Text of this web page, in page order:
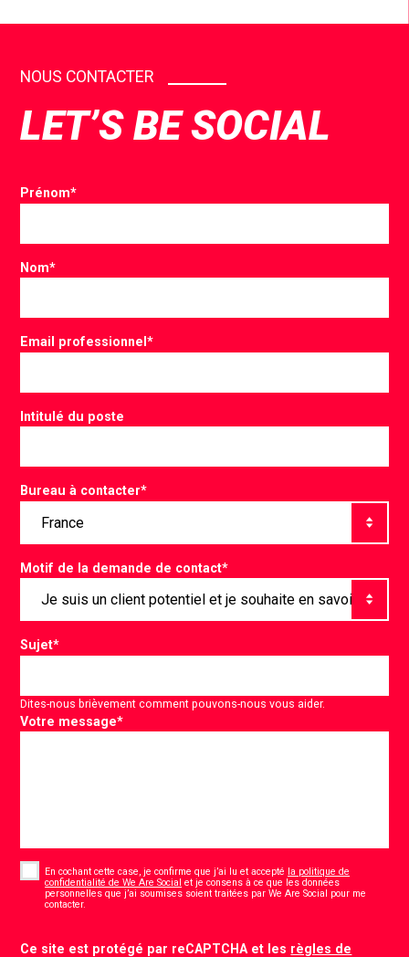
NOUS CONTACTER
LET’S BE SOCIAL
Prénom*
Nom*
Email professionnel*
Intitulé du poste
Bureau à contacter*
Motif de la demande de contact*
Sujet*
Dites-nous brièvement comment pouvons-nous vous aider.
Votre message*
En cochant cette case, je confirme que j’ai lu et accepté la politique de
confidentialité de We Are Social et je consens à ce que les données
personnelles que j’ai soumises soient traitées par We Are Social pour me
contacter.
Ce site est protégé par reCAPTCHA et les règles de